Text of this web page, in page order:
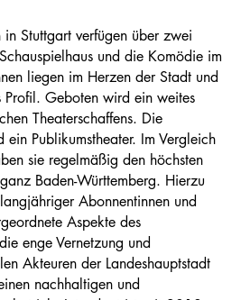
in Stuttgart verfügen über zwei
und die Komödie im
liegen im Herzen der Stadt und
Profil. Geboten wird ein weites
Theaterschaffens. Die
ein Publikumstheater. Im Vergleich
sie regelmäßig den höchsten
Baden-Württemberg. Hierzu
Abonnentinnen und
Aspekte des
enge Vernetzung und
Akteuren der Landeshauptstadt
nachhaltigen und